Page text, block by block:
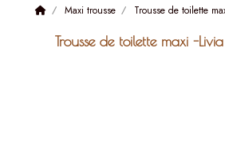
Maxi trousse Trousse de toilette
Trousse de toilette maxi -